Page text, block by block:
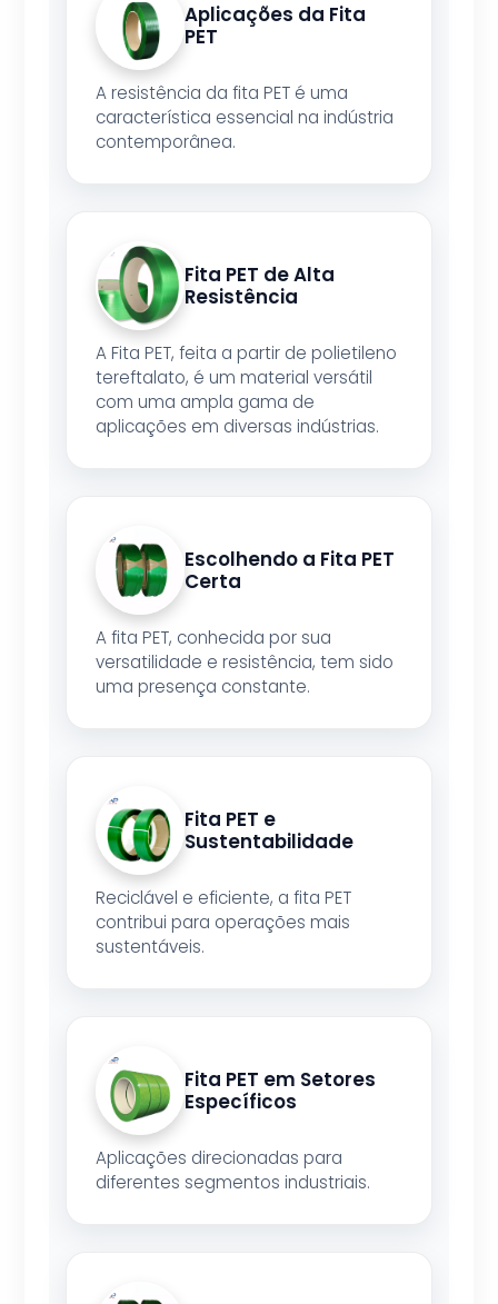
Aplicações da Fita
PET
A resistência da fita PET é uma
característica essencial na indústria
contemporânea.
Fita PET de Alta
Resistência
A Fita PET, feita a partir de polietileno
tereftalato, é um material versátil
com uma ampla gama de
aplicações em diversas indústrias.
Escolhendo a Fita PET
Certa
A fita PET, conhecida por sua
versatilidade e resistência, tem sido
uma presença constante.
Fita PET e
Sustentabilidade
Reciclável e eficiente, a fita PET
contribui para operações mais
sustentáveis.
Fita PET em Setores
Específicos
Aplicações direcionadas para
diferentes segmentos industriais.